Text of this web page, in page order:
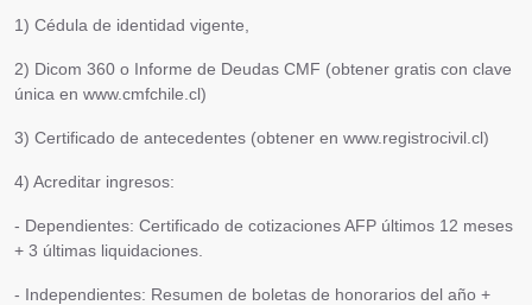
1) Cédula de identidad vigente,
2) Dicom 360 o Informe de Deudas CMF (obtener gratis con clave
única en www.cmfchile.cl)
3) Certificado de antecedentes (obtener en www.registrocivil.cl)
4) Acreditar ingresos:
- Dependientes: Certificado de cotizaciones AFP últimos 12 meses
+ 3 últimas liquidaciones.
- Independientes: Resumen de boletas de honorarios del año +